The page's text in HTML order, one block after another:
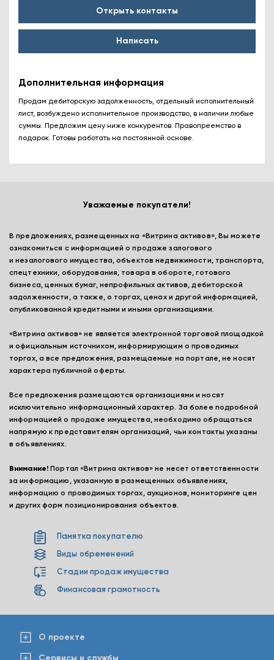
Открыть контакты
Написать
Дополнительная информация
Продам дебиторскую задолженность, отдельный исполнительный
лист, возбуждено исполнительное производство, в наличии любые
суммы. Предложим цену ниже конкурентов. Правопреемство в
подарок. Готовы работать на постоянной основе.
Уважаемые покупатели!
В предложениях, размещенных на «Витрина активов», Вы можете
ознакомиться с информацией о продаже залогового
и незалогового имущества, объектов недвижимости, транспорта,
спецтехники, оборудования, товара в обороте, готового
бизнеса, ценных бумаг, непрофильных активов, дебиторской
задолженности, а также, о торгах, ценах и другой информацией,
опубликованной кредитными и иными организациями.
«Витрина активов» не является электронной торговой площадкой
и официальным источником, информирующим о проводимых
торгах, а все предложения, размещаемые на портале, не носят
характера публичной оферты.
Все предложения размещаются организациями и носят
исключительно информационный характер. За более подробной
информацией о продаже имущества, необходимо обращаться
напрямую к представителям организаций, чьи контакты указаны
в объявлениях.
Внимание! Портал «Витрина активов» не несет ответственности
за информацию, указанную в размещенных объявлениях,
информацию о проводимых торгах, аукционов, мониторинге цен
и других форм позиционирования объектов.
Памятка покупателю
Виды обременений
Стадии продаж имущества
Финансовая грамотность
О проекте
Сервисы и службы